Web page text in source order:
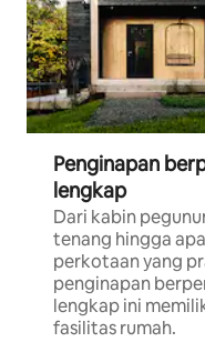
Penginapan
lengkap
Dari kabin
tenang hingga
perkotaan yang
penginapan
lengkap ini
fasilitas rumah.